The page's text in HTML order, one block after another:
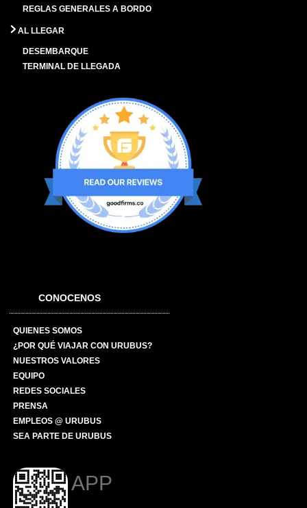
REGLAS GENERALES A BORDO
AL LLEGAR
DESEMBARQUE
TERMINAL DE LLEGADA
CONOCENOS
QUIENES SOMOS
¿POR QUÉ VIAJAR CON URUBUS?
NUESTROS VALORES
EQUIPO
REDES SOCIALES
PRENSA
EMPLEOS @ URUBUS
SEA PARTE DE URUBUS
APP